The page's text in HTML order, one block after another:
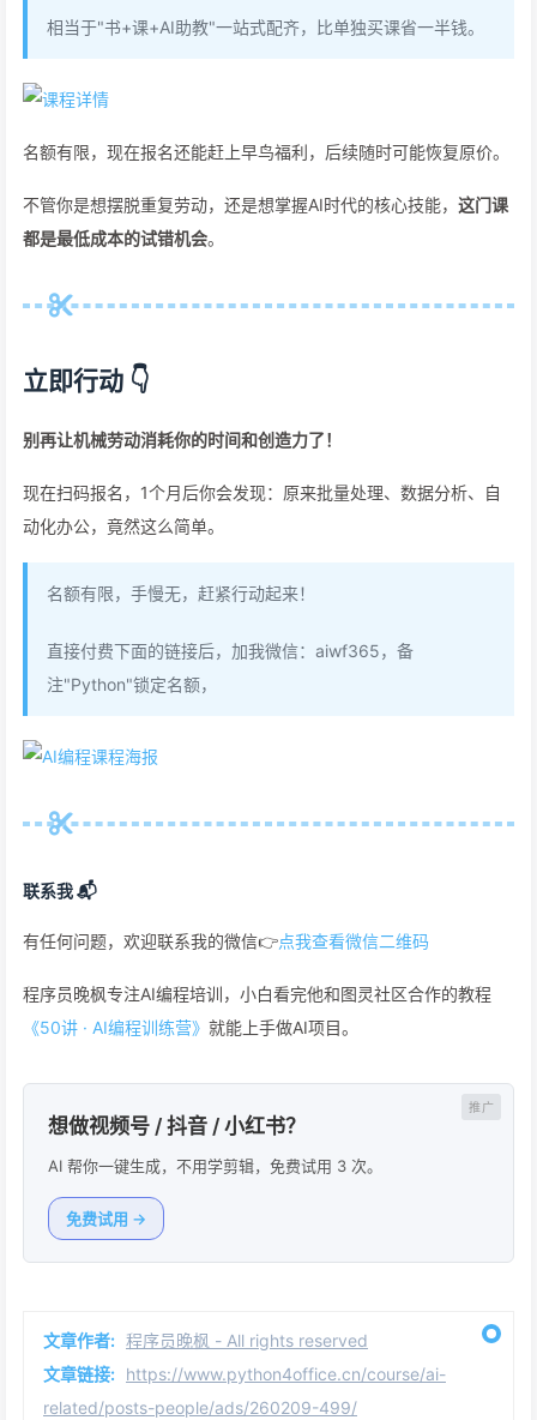
相当于"书+课+AI助教"一站式配齐，比单独买课省一半钱。
名额有限，现在报名还能赶上早鸟福利，后续随时可能恢复原价。
不管你是想摆脱重复劳动，还是想掌握AI时代的核心技能， 这门课
都是最低成本的试错机会。
立即行动 👇
别再让机械劳动消耗你的时间和创造力了！
现在扫码报名，1个月后你会发现：原来批量处理、数据分析、自
动化办公，竟然这么简单。
名额有限，手慢无，赶紧行动起来！
直接付费下面的链接后，加我微信：aiwf365，备
注"Python"锁定名额，
联系我 📬
有任何问题，欢迎联系我的微信👉点我查看微信二维码
程序员晚枫专注AI编程培训，小白看完他和图灵社区合作的教程
《50讲 · AI编程训练营》 就能上手做AI项目。
想做视频号 / 抖音 / 小红书？
AI 帮你一键生成，不用学剪辑，免费试用 3 次。
免费试用 →
文章作者: 程序员晚枫 - All rights reserved
文章链接: https://www.python4office.cn/course/ai-
related/posts-people/ads/260209-499/